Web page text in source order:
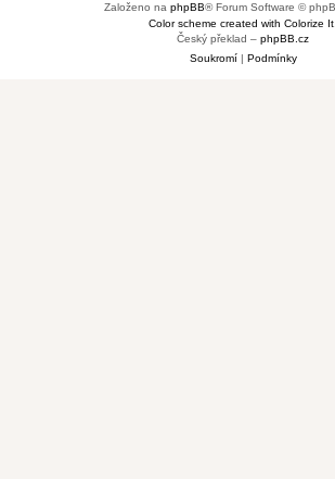
Založeno na phpBB® Forum Software ©
Color scheme created with Colorize It
Český překlad – phpBB.cz
Soukromí| Podmínky